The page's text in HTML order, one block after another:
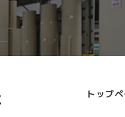
トップ